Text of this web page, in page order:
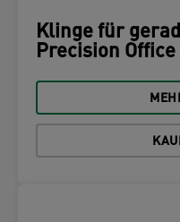
Klinge für
Precision